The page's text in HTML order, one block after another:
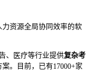
力资源全局协同效率的软
、医疗等行业提供复杂考
。目前，已有17000+家